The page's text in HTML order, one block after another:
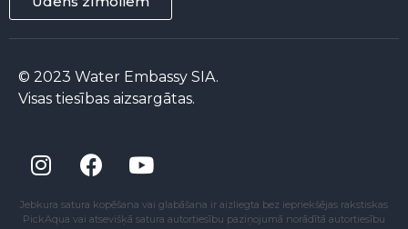
© 2023 Water Embassy SIA.
Visas tiesības aizsargātas.
Jebkura satura kopēšana vai glabāšana ir aizliegta bez iepriekšējas rakstiskas
PickAqua vai atsevišķā satura autortiesību paziņojumā norādītā autortiesību